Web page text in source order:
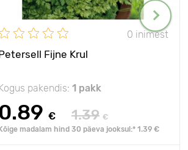
0 inimest
Fijne Krul
pakendis: 1 pakk
0.89 € 1.39 €
Kõige madalam hind 30 päeva jooksul:* 1.39 €